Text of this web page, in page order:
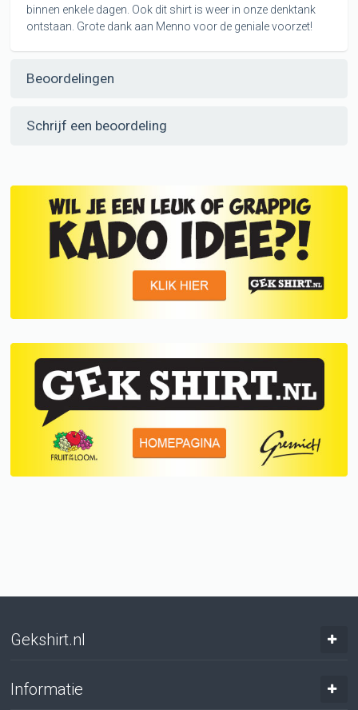
binnen enkele dagen. Ook dit shirt is weer in onze denktank
ontstaan. Grote dank aan Menno voor de geniale voorzet!
Beoordelingen
Schrijf een beoordeling
Gekshirt.nl
Informatie